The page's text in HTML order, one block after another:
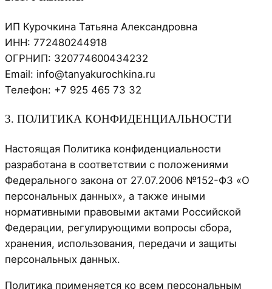
ИП Курочкина Татьяна Александровна
ИНН: 772480244918
ОГРНИП: 320774600434232
Email: info@tanyakurochkina.ru
Телефон: +7 925 465 73 32
3. ПОЛИТИКА КОНФИДЕНЦИАЛЬНОСТИ
Настоящая Политика конфиденциальности
разработана в соответствии с положениями
Федерального закона от 27.07.2006 №152-ФЗ «О
персональных данных», а также иными
нормативными правовыми актами Российской
Федерации, регулирующими вопросы сбора,
хранения, использования, передачи и защиты
персональных данных.
Политика применяется ко всем персональным